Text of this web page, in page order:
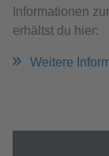
Informationen
erhältst du hier:
Weitere